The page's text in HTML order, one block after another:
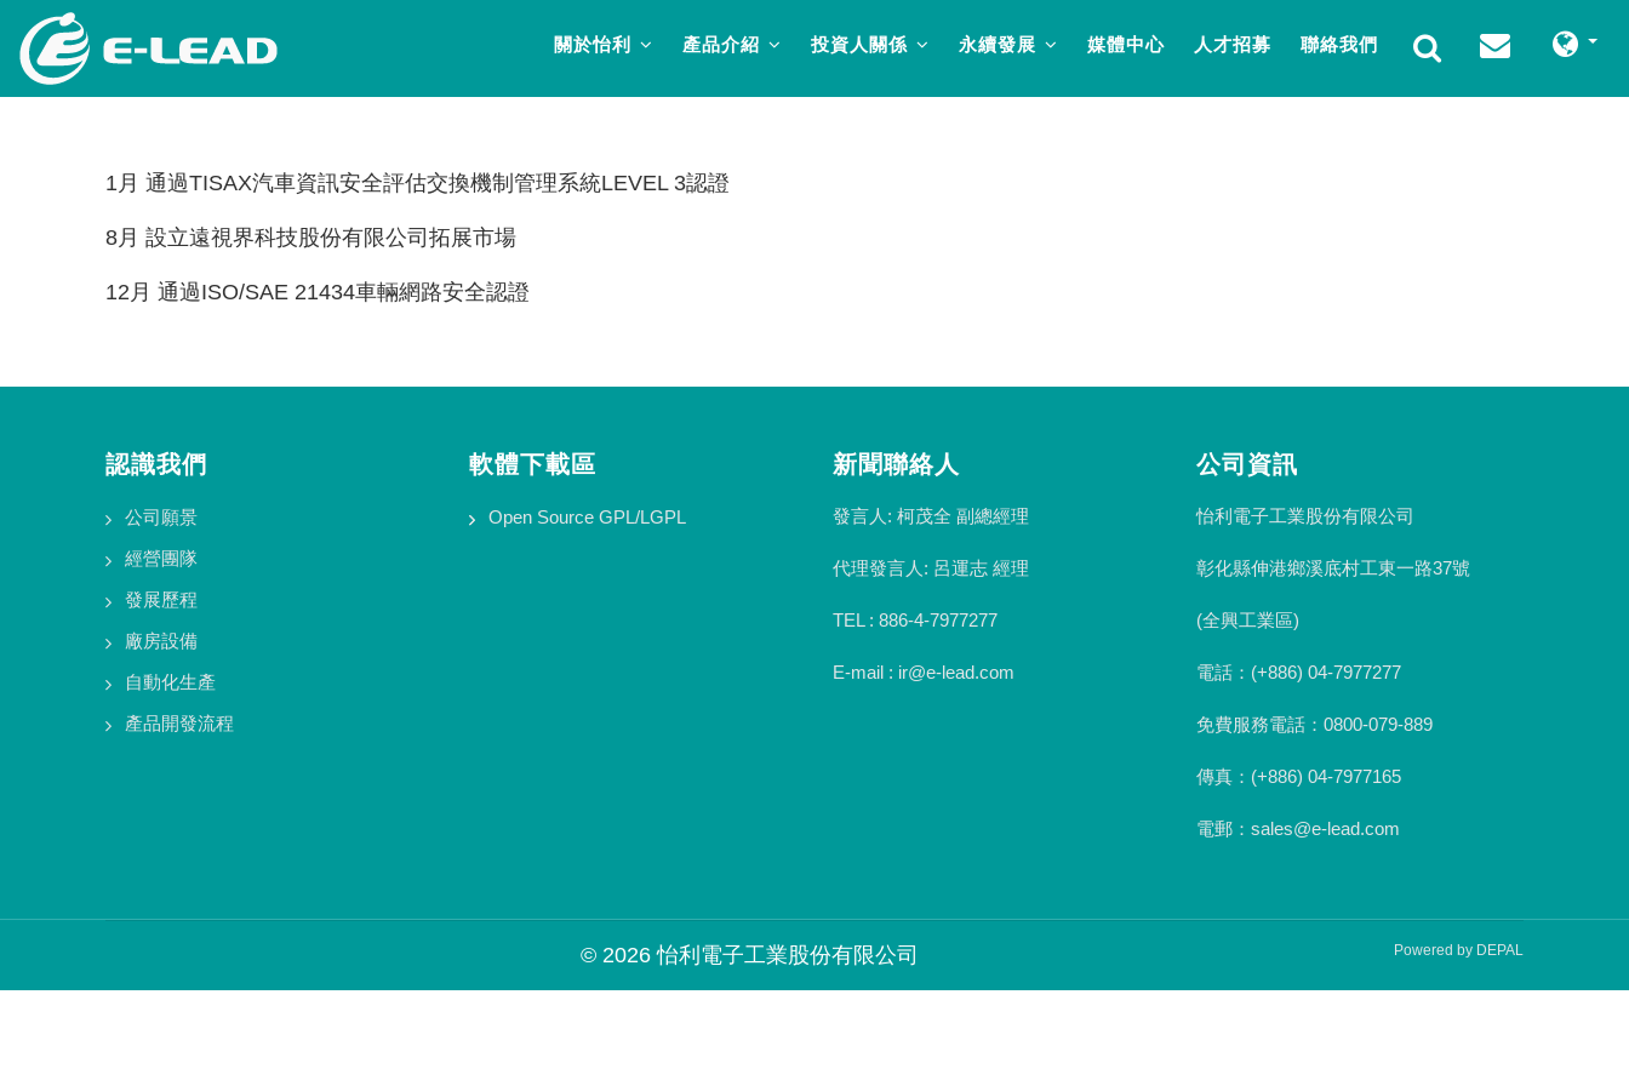
內
關於怡利 產品介紹 投資人關係 永續發展 媒體中心 人才招募 聯絡我們
1月 通過TISAX汽車資訊安全評估交換機制管理系統LEVEL 3認證
8月 設立遠視界科技股份有限公司拓展市場
12月 通過ISO/SAE 21434車輛網路安全認證
認識我們
公司願景
經營團隊
發展歷程
廠房設備
自動化生產
產品開發流程
軟體下載區
Open Source GPL/LGPL
新聞聯絡人
發言人: 柯茂全 副總經理
代理發言人: 呂運志 經理
TEL : 886-4-7977277
E-mail : ir@e-lead.com
公司資訊
怡利電子工業股份有限公司
彰化縣伸港鄉溪底村工東一路37號
(全興工業區)
電話：(+886) 04-7977277
免費服務電話：0800-079-889
傳真：(+886) 04-7977165
電郵：sales@e-lead.com
© 2026 怡利電子工業股份有限公司 Powered by DEPAL